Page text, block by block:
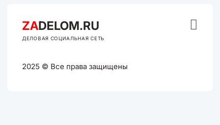
ZADELOM.RU
ДЕЛОВАЯ СОЦИАЛЬНАЯ СЕТЬ
2025 © Все права защищены
